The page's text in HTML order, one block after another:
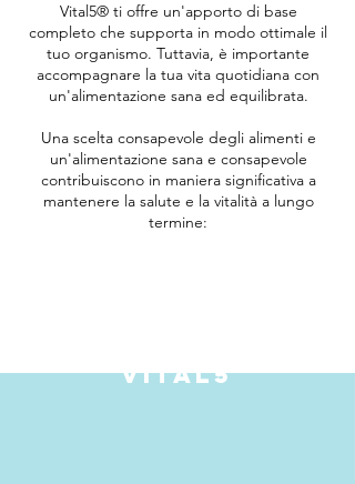
Vital5® ti offre un'apporto di base
completo che supporta in modo ottimale il
tuo organismo. Tuttavia, è importante
accompagnare la tua vita quotidiana con
un'alimentazione sana ed equilibrata.
Una scelta consapevole degli alimenti e
un'alimentazione sana e consapevole
contribuiscono in maniera significativa a
mantenere la salute e la vitalità a lungo
termine:
Vital5